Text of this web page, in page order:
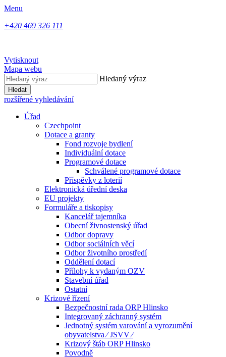
Menu
+420 469 326 111
Vytisknout
Mapa webu
Hledaný výraz
Hledat
rozšířené vyhledávání
Úřad
Czechpoint
Dotace a granty
Fond rozvoje bydlení
Individuální dotace
Programové dotace
Schválené programové dotace
Příspěvky z loterií
Elektronická úřední deska
EU projekty
Formuláře a tiskopisy
Kancelář tajemníka
Obecní živnostenský úřad
Odbor dopravy
Odbor sociálních věcí
Odbor životního prostředí
Oddělení dotací
Přílohy k vydaným OZV
Stavební úřad
Ostatní
Krizové řízení
Bezpečnostní rada ORP Hlinsko
Integrovaný záchranný systém
Jednotný systém varování a vyrozumění
obyvatelstva ⁄ JSVV ⁄
Krizový štáb ORP Hlinsko
Povodně